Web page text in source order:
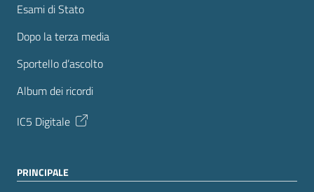
Esami di Stato
Dopo la terza media
Sportello d’ascolto
Album dei ricordi
IC5 Digitale
PRINCIPALE